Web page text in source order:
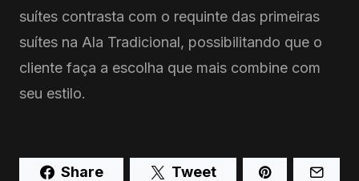
suítes contrasta com o requinte das primeiras
suítes na Ala Tradicional, possibilitando que o
cliente faça a escolha que mais combine com
seu estilo.
Share Tweet